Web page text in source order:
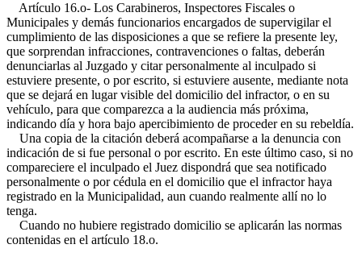
Artículo 16.o- Los Carabineros, Inspectores Fiscales o
Municipales y demás funcionarios encargados de supervigilar el
cumplimiento de las disposiciones a que se refiere la presente ley,
que sorprendan infracciones, contravenciones o faltas, deberán
denunciarlas al Juzgado y citar personalmente al inculpado si
estuviere presente, o por escrito, si estuviere ausente, mediante nota
que se dejará en lugar visible del domicilio del infractor, o en su
vehículo, para que comparezca a la audiencia más próxima,
indicando día y hora bajo apercibimiento de proceder en su rebeldía.
Una copia de la citación deberá acompañarse a la denuncia con
indicación de si fue personal o por escrito. En este último caso, si no
compareciere el inculpado el Juez dispondrá que sea notificado
personalmente o por cédula en el domicilio que el infractor haya
registrado en la Municipalidad, aun cuando realmente allí no lo
tenga.
Cuando no hubiere registrado domicilio se aplicarán las normas
contenidas en el artículo 18.o.